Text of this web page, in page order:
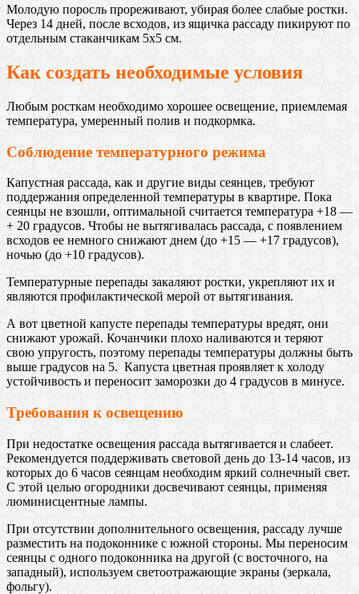
Молодую поросль прореживают, убирая более слабые ростки.
Через 14 дней, после всходов, из ящичка рассаду пикируют по
отдельным стаканчикам 5х5 см.
Как создать необходимые условия
Любым росткам необходимо хорошее освещение, приемлемая
температура, умеренный полив и подкормка.
Соблюдение температурного режима
Капустная рассада, как и другие виды сеянцев, требуют
поддержания определенной температуры в квартире. Пока
сеянцы не взошли, оптимальной считается температура +18 —
+ 20 градусов. Чтобы не вытягивалась рассада, с появлением
всходов ее немного снижают днем (до +15 — +17 градусов),
ночью (до +10 градусов).
Температурные перепады закаляют ростки, укрепляют их и
являются профилактической мерой от вытягивания.
А вот цветной капусте перепады температуры вредят, они
снижают урожай. Кочанчики плохо наливаются и теряют
свою упругость, поэтому перепады температуры должны быть
выше градусов на 5. Капуста цветная проявляет к холоду
устойчивость и переносит заморозки до 4 градусов в минусе.
Требования к освещению
При недостатке освещения рассада вытягивается и слабеет.
Рекомендуется поддерживать световой день до 13-14 часов, из
которых до 6 часов сеянцам необходим яркий солнечный свет.
С этой целью огородники досвечивают сеянцы, применяя
люминисцентные лампы.
При отсутствии дополнительного освещения, рассаду лучше
разместить на подоконнике с южной стороны. Мы переносим
сеянцы с одного подоконника на другой (с восточного, на
западный), используем светоотражающие экраны (зеркала,
фольгу).